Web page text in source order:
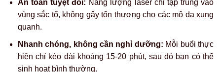
An toàn tuyệt đối: Năng lượng laser chỉ tập trung vào
vùng sắc tố, không gây tổn thương cho các mô da xung
quanh.
Nhanh chóng, không cần nghỉ dưỡng: Mỗi buổi thực
hiện chỉ kéo dài khoảng 15-20 phút, sau đó bạn có thể
sinh hoạt bình thường.